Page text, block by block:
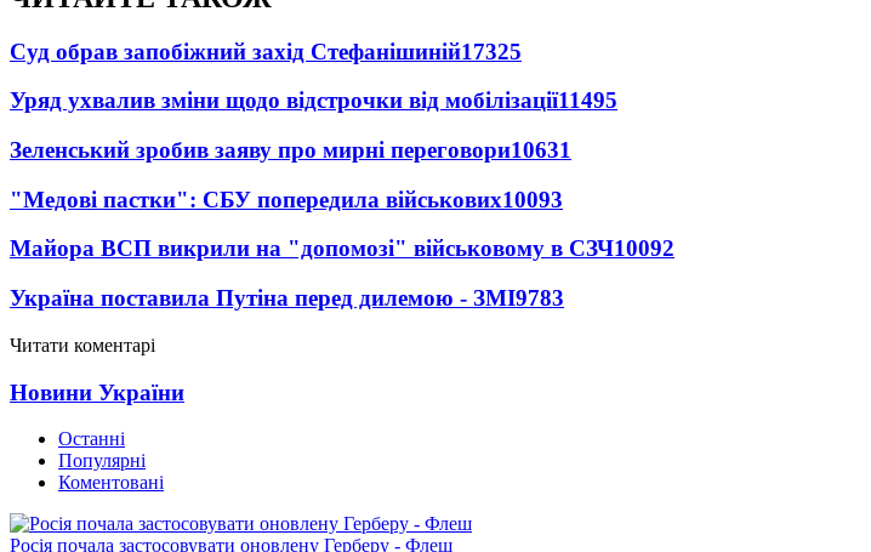
Суд обрав запобіжний захід Стефанішиній17325
Уряд ухвалив зміни щодо відстрочки від мобілізації11495
Зеленський зробив заяву про мирні переговори10631
"Медові пастки": СБУ попередила військових10093
Майора ВСП викрили на "допомозі" військовому в СЗЧ10092
Україна поставила Путіна перед дилемою - ЗМІ9783
Читати коментарі
Новини України
Останні
Популярні
Коментовані
Росія почала застосовувати оновлену Герберу - Флеш